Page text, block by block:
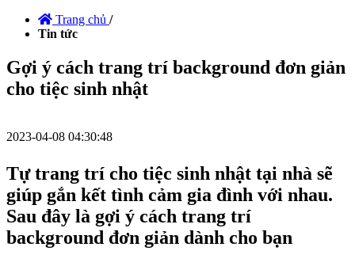
Trang chủ /
Tin tức
Gợi ý cách trang trí background đơn giản
cho tiệc sinh nhật
2023-04-08 04:30:48
Tự trang trí cho tiệc sinh nhật tại nhà sẽ
giúp gắn kết tình cảm gia đình với nhau.
Sau đây là gợi ý cách trang trí
background đơn giản dành cho bạn